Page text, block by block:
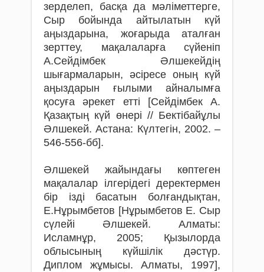
зерделеп, басқа да мәліметтерге,
Сыр бойында айтылатын күй
аңыздарына, жоғарыда аталған
зерттеу, мақалаларға сүйеніп
А.Сейдімбек Әлшекейдің
шығармаларын, әсіресе оның күй
аңыздарын ғылыми айналымға
қосуға әрекет етті [Сейдімбек А.
Қазақтың күй өнері // Бектібайұлы
Әлшекей. Астана: Күлтегін, 2002. –
546-556-бб].
Әлшекей жайындағы көптеген
мақалалар ілгерідегі деректермен
бір ізді басатын болғандықтан,
Е.Нұрымбетов [Нұрымбетов Е. Сыр
сүлейі Әлшекей. Алматы:
Исламнұр, 2005; Қызылорда
облысының күйшілік дәстүр.
Диплом жұмысы. Алматы, 1997],